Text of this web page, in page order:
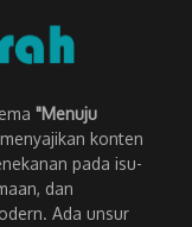
"Menuju
konten
pada isu-
dan
Ada unsur